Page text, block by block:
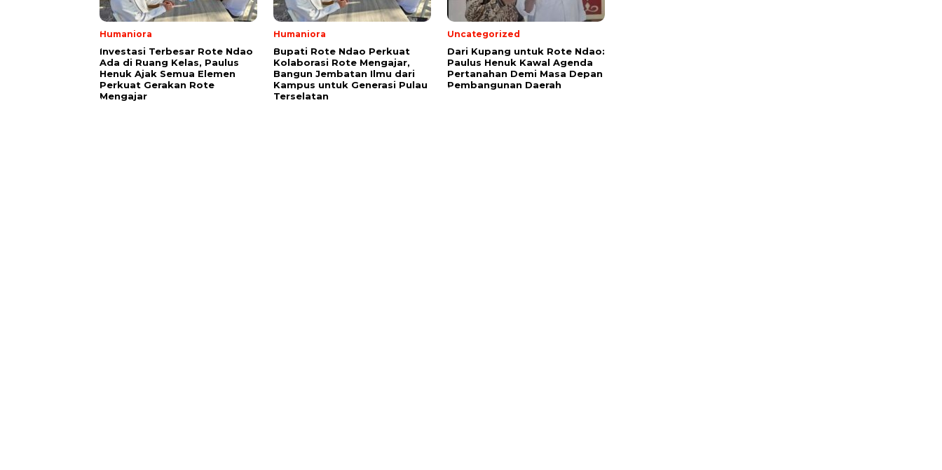
Humaniora
Investasi Terbesar Rote Ndao
Ada di Ruang Kelas, Paulus
Henuk Ajak Semua Elemen
Perkuat Gerakan Rote
Mengajar
Humaniora
Bupati Rote Ndao Perkuat
Kolaborasi Rote Mengajar,
Bangun Jembatan Ilmu dari
Kampus untuk Generasi Pulau
Terselatan
Uncategorized
Dari Kupang untuk Rote Ndao:
Paulus Henuk Kawal Agenda
Pertanahan Demi Masa Depan
Pembangunan Daerah